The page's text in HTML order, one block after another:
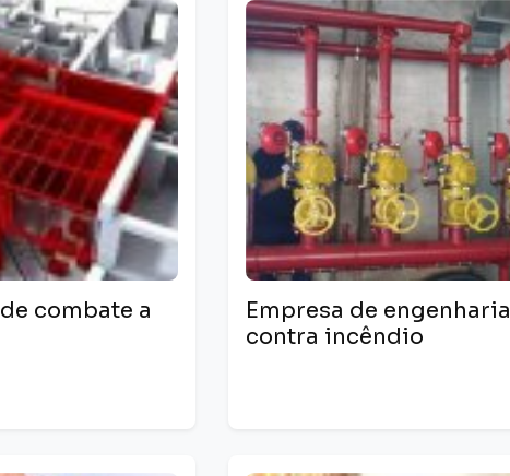
combate a
Empresa de engenharia
contra incêndio